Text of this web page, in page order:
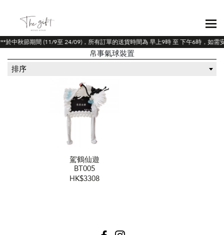
於中秋節期間 (11/9至 24/09)，所有訂單的送貨時間為 早上9時 至 下午6時，如需
帛事氣球裝置
排序
駕鶴仙遊
BT005
HK$3308